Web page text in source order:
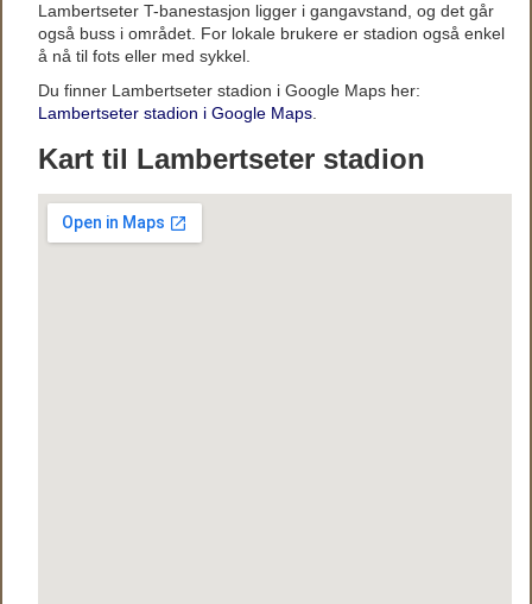
Lambertseter T-banestasjon ligger i gangavstand, og det går
også buss i området. For lokale brukere er stadion også enkel
å nå til fots eller med sykkel.
Du finner Lambertseter stadion i Google Maps her:
Lambertseter stadion i Google Maps
Kart til Lambertseter stadion